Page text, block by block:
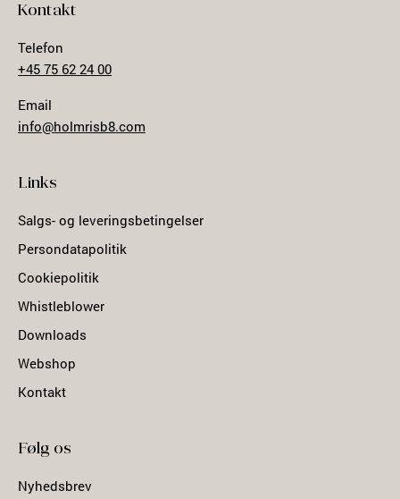
Kontakt
Telefon
+45 75 62 24 00
Email
info@holmrisb8.com
Links
Salgs- og leveringsbetingelser
Persondatapolitik
Cookiepolitik
Whistleblower
Downloads
Webshop
Kontakt
Følg os
Nyhedsbrev